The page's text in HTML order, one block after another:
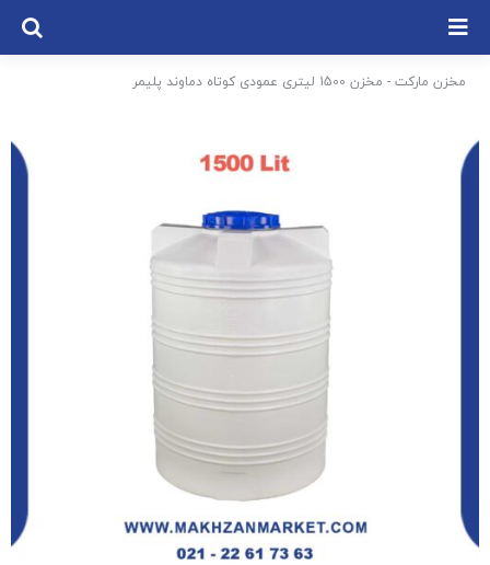
Skip
contentمخزن مارکت - مخزن 1500 لیتری عمودی کوتاه دماوند پلیمر